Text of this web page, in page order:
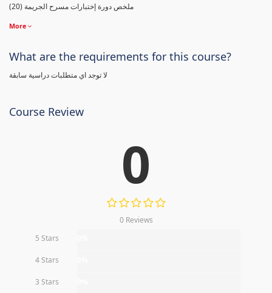
(20) ملخص دورة إختبارات مسرح الجريمة
More
What are the requirements for this course?
لا توجد اي متطلبات دراسية سابقة
Course Review
0
0 Reviews
5 Stars
4 Stars
3 Stars